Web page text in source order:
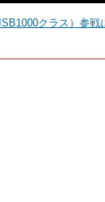
クラス）参戦